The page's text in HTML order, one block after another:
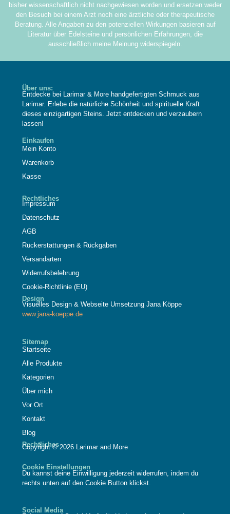
bisher wissenschaftlich nicht nachgewiesen worden und ersetzen weder
den Besuch bei einem Arzt noch eine ärztliche oder therapeutische
Beratung. Alle Angaben zu den potenziellen Wirkungen basieren auf
Literatur über Edelsteine und persönlichen Erfahrungen, die
ausschließlich meine Meinung widerspiegeln.
Über uns:
Entdecke bei Larimar & More handgefertigten Schmuck aus
Larimar. Erlebe die natürliche Schönheit und spirituelle Kraft
dieses einzigartigen Steins. Jetzt entdecken und verzaubern
lassen!
Einkaufen
Mein Konto
Warenkorb
Kasse
Rechtliches
Impressum
Datenschutz
AGB
Rückerstattungen & Rückgaben
Versandarten
Widerrufsbelehrung
Cookie-Richtlinie (EU)
Design
Visuelles Design & Webseite Umsetzung Jana Köppe
www.jana-koeppe.de
Sitemap
Startseite
Alle Produkte
Kategorien
Über mich
Vor Ort
Kontakt
Blog
Rechtliches
Copyright © 2026 Larimar and More
Cookie Einstellungen
Du kannst deine Einwilligung jederzeit widerrufen, indem du
rechts unten auf den Cookie Button klickst.
Social Media